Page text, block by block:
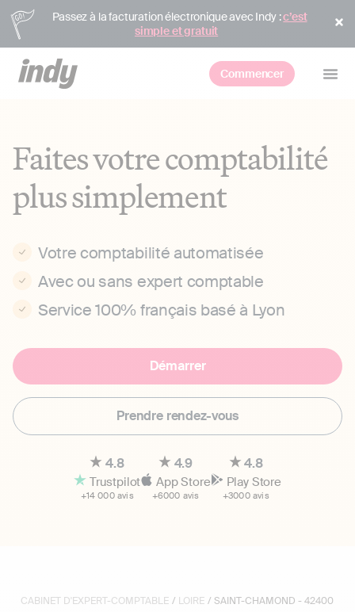
Passez à la facturation électronique avec Indy :c’est
simple et gratuit
Commencer
Faites votre comptabilité
plus simplement
Votre comptabilité automatisée
Avec ou sans expert comptable
Service 100% français basé à Lyon
Démarrer
Prendre rendez-vous
4.8
Trustpilot
+14 000 avis
4.9
App Store
+6000 avis
4.8
Play Store
+3000 avis
CABINET D'EXPERT-COMPTABLE / LOIRE / SAINT-CHAMOND - 42400